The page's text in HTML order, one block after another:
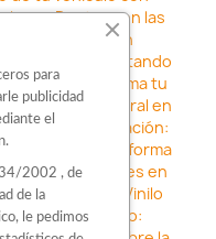
-Destaca en las
para coches en
Barcelona: Resaltando
- Transforma tu
rotulación integral en
en Personalización:
Transforma
para coches en
con estilo: Vinilo
con Estilo:
para
publicidad
el
2002 , de
de la
le pedimos